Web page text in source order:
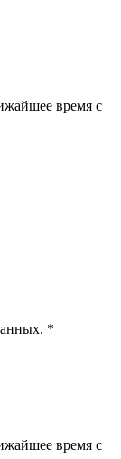
время с
*
время с